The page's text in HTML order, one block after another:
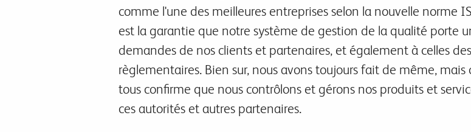
comme l'une des meilleures entreprises selon la nouvelle norme
est la garantie que notre système de gestion de la qualité porte
demandes de nos clients et partenaires, et également à celles
règlementaires. Bien sur, nous avons toujours fait de même,
tous confirme que nous contrôlons et gérons nos produits et
ces autorités et autres partenaires.